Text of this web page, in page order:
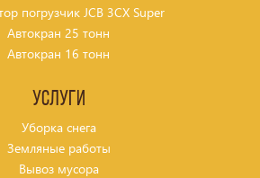
погрузчик JCB 3CX Super
Автокран 25 тонн
Автокран 16 тонн
Услуги
Уборка снега
Земляные работы
Вывоз мусора